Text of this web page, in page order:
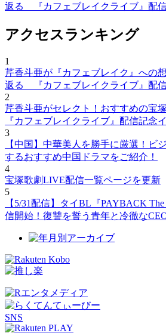
返る 『カフェブレイクライブ』配
アクセスランキング
1
芹香斗亜が『カフェブレイク』への
返る 『カフェブレイクライブ』配
2
芹香斗亜がセレクト！おすすめの宝
『カフェブレイクライブ』配信記念
3
【中国】中華美人を勝手に厳選！ビ
するおすすめ中国ドラマをご紹介！
4
宝塚歌劇LIVE配信一覧ページを更新
5
【5/31配信】タイBL『PAYBACK
信開始！復讐を誓う青年と冷徹な
SNS